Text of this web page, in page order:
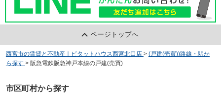
ページトップへ
西宮市の賃貸と不動産｜ピタットハウス西宮北口店 > (戸建(売買))路線・駅か
ら探す > 阪急電鉄阪急神戸本線の戸建(売買)
市区町村から探す